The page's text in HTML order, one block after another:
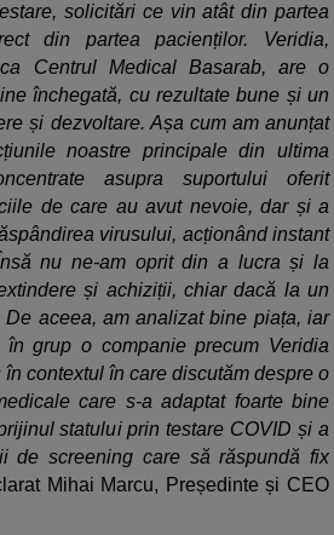
solicitări ce vin atât din partea
din partea pacienților. Veridia,
Centrul Medical Basarab, are o
închegată, cu rezultate bune și un
și dezvoltare. Așa cum am anunțat
noastre principale din ultima
asupra suportului oferit
de care au avut nevoie, dar și a
virusului, acționând instant
nu ne-am oprit din a lucra și la
și achiziții, chiar dacă la un
aceea, am analizat bine piața, iar
grup o companie precum Veridia
contextul în care discutăm despre o
care s-a adaptat foarte bine
statului prin testare COVID și a
de screening care să răspundă fix
Mihai Marcu, Președinte și CEO